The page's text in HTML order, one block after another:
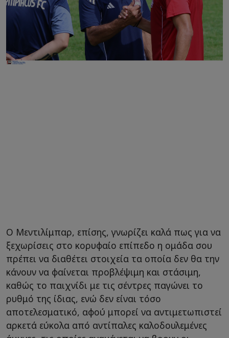
Ο Μεντιλίμπαρ, επίσης, γνωρίζει καλά πως για να
ξεχωρίσεις στο κορυφαίο επίπεδο η ομάδα σου
πρέπει να διαθέτει στοιχεία τα οποία δεν θα την
κάνουν να φαίνεται προβλέψιμη και στάσιμη,
καθώς το παιχνίδι με τις σέντρες παγώνει το
ρυθμό της ίδιας, ενώ δεν είναι τόσο
αποτελεσματικό, αφού μπορεί να αντιμετωπιστεί
αρκετά εύκολα από αντίπαλες καλοδουλεμένες